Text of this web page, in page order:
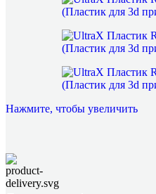
Нажмите, чтобы увеличить